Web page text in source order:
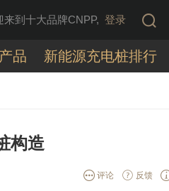
来到十大品牌CNPP, 登录
品 新能源充电桩排行
构造
评论 反馈